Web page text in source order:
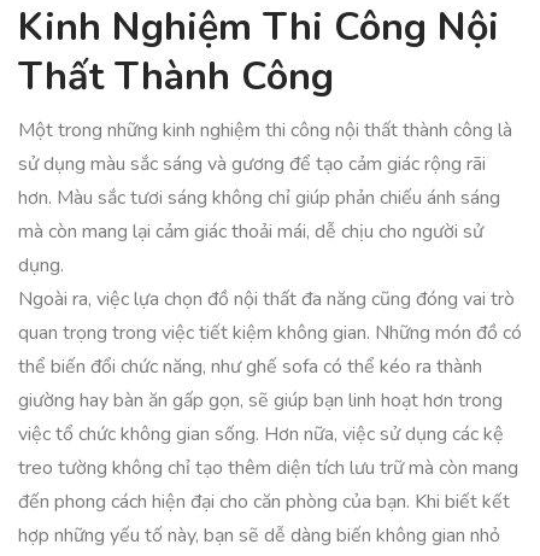
Kinh Nghiệm Thi Công Nội
Thất Thành Công
Một trong những kinh nghiệm thi công nội thất thành công là
sử dụng màu sắc sáng và gương để tạo cảm giác rộng rãi
hơn. Màu sắc tươi sáng không chỉ giúp phản chiếu ánh sáng
mà còn mang lại cảm giác thoải mái, dễ chịu cho người sử
dụng.
Ngoài ra, việc lựa chọn đồ nội thất đa năng cũng đóng vai trò
quan trọng trong việc tiết kiệm không gian. Những món đồ có
thể biến đổi chức năng, như ghế sofa có thể kéo ra thành
giường hay bàn ăn gấp gọn, sẽ giúp bạn linh hoạt hơn trong
việc tổ chức không gian sống. Hơn nữa, việc sử dụng các kệ
treo tường không chỉ tạo thêm diện tích lưu trữ mà còn mang
đến phong cách hiện đại cho căn phòng của bạn. Khi biết kết
hợp những yếu tố này, bạn sẽ dễ dàng biến không gian nhỏ